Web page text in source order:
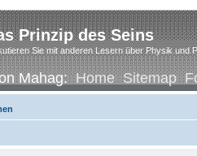
Prinzip des Seins
Sie mit anderen Lesern über Physik und
Mahag:Home Sitemap